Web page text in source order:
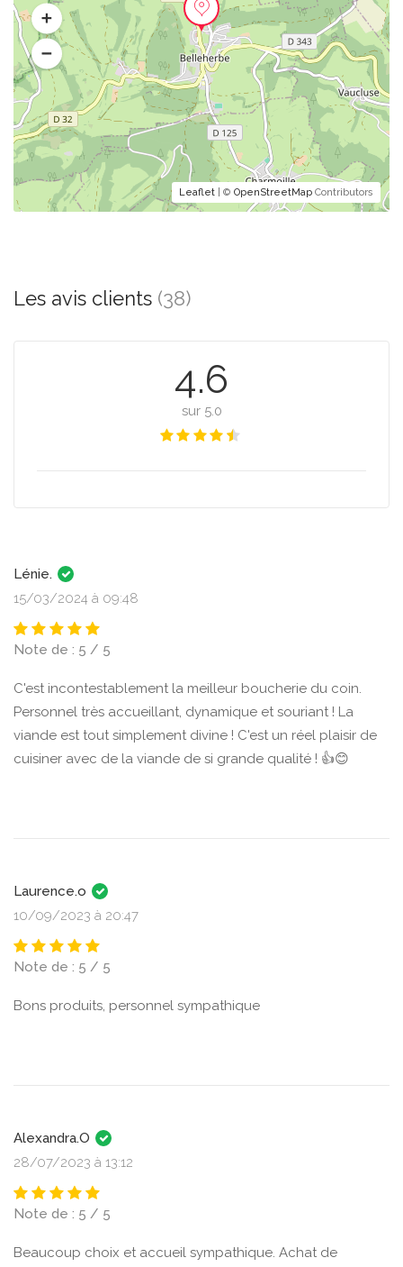
Leaflet | © OpenStreetMap Contributors
Les avis clients (38)
4.6
sur 5.0
Lénie.
15/03/2024 à 09:48
Note de : 5 / 5
C'est incontestablement la meilleur boucherie du coin.
Personnel très accueillant, dynamique et souriant ! La
viande est tout simplement divine ! C'est un réel plaisir de
cuisiner avec de la viande de si grande qualité ! 👍😊
Laurence.o
10/09/2023 à 20:47
Note de : 5 / 5
Bons produits, personnel sympathique
Alexandra.O
28/07/2023 à 13:12
Note de : 5 / 5
Beaucoup choix et accueil sympathique. Achat de